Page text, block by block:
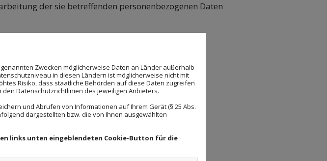
der sie betreffenden personenbezogenen Daten
im Sinne des Art. 4 Nr. 7 DS-GVO sind wir:
Website entnommen werden.
Zwecken möglicherweise Daten an Länder außerhalb
in diesen Ländern ist möglicherweise nicht mit
Risiko, dass staatliche Behörden auf diese Daten zugreifen
Datenschutzrichtlinien des jeweiligen Anbieters.
und Abrufen von Informationen auf Ihrem Gerät (§ 25 Abs.
dargestellten bzw. die von Ihnen ausgewählten
links unten eingeblendeten Cookie-Button für die